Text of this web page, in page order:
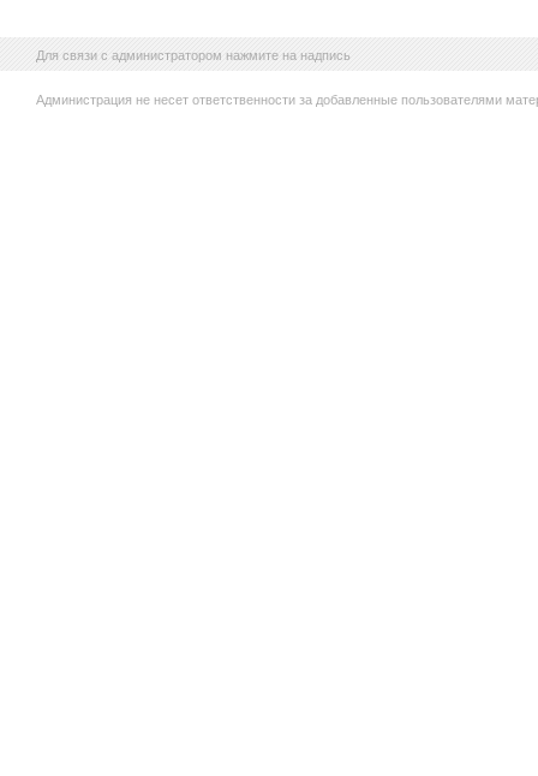
Для связи с администратором нажмите на надпись
Администрация не несет ответственности за добавленные пользователями